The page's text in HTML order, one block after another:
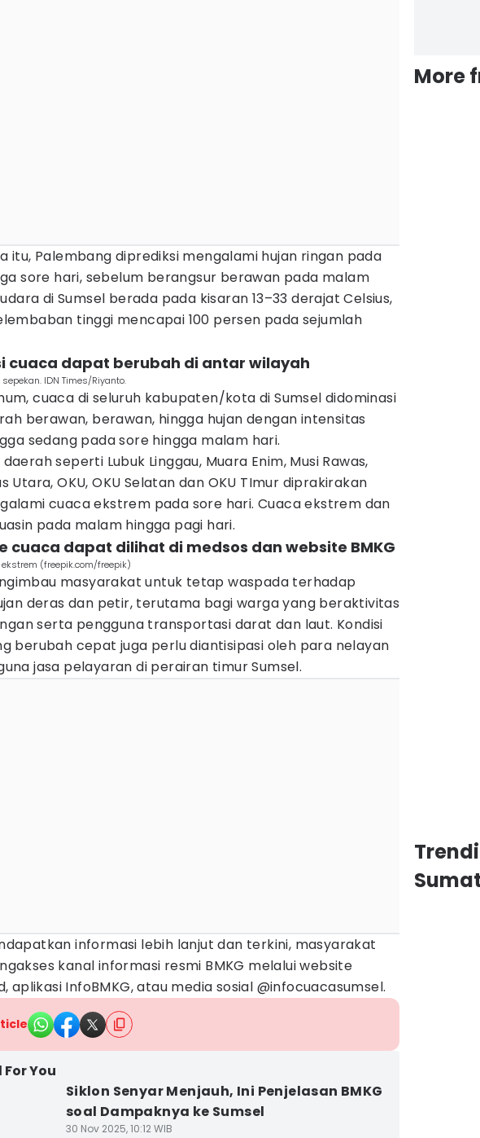
itu, Palembang diprediksi mengalami hujan ringan pada
sore hari, sebelum berangsur berawan pada malam
di Sumsel berada pada kisaran 13–33 derajat Celsius,
tinggi mencapai 100 persen pada sejumlah
cuaca dapat berubah di antar wilayah
IDN Times/Riyanto.
cuaca di seluruh kabupaten/kota di Sumsel didominasi
berawan, berawan, hingga hujan dengan intensitas
sedang pada sore hingga malam hari.
seperti Lubuk Linggau, Muara Enim, Musi Rawas,
Utara, OKU, OKU Selatan dan OKU TImur diprakirakan
cuaca ekstrem pada sore hari. Cuaca ekstrem dan
pada malam hingga pagi hari.
cuaca dapat dilihat di medsos dan website BMKG
(freepik.com/freepik)
masyarakat untuk tetap waspada terhadap
deras dan petir, terutama bagi warga yang beraktivitas
serta pengguna transportasi darat dan laut. Kondisi
berubah cepat juga perlu diantisipasi oleh para nelayan
jasa pelayaran di perairan timur Sumsel.
informasi lebih lanjut dan terkini, masyarakat
kanal informasi resmi BMKG melalui website
aplikasi InfoBMKG, atau media sosial @infocuacasumsel.
You
Siklon Senyar Menjauh, Ini Penjelasan BMKG
soal Dampaknya ke Sumsel
30 Nov 2025, 10:12 WIB
More